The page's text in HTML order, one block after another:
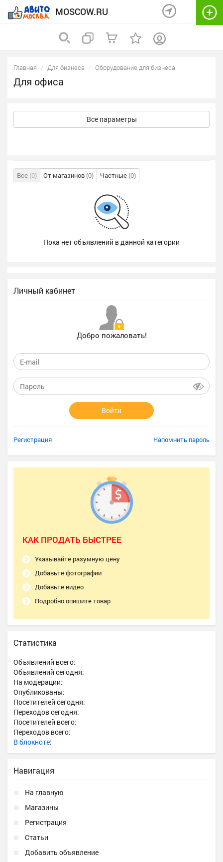
MOSCOW.RU
Главная Для бизнеса Оборудование для бизнеса
Для офиса
Все параметры
Все (0) От магазинов (0) Частные (0)
Пока нет объявлений в данной категории
Личный кабинет
Добро пожаловать!
Войти
Регистрация Напомнить пароль
КАК ПРОДАТЬ БЫСТРЕЕ
Указывайте разумную цену
Добавьте фотографии
Добавьте видео
Подробно опишите товар
Статистика
Объявлений всего:
Объявлений сегодня:
На модерации:
Опубликованы:
Посетителей сегодня:
Переходов сегодня:
Посетителей всего:
Переходов всего:
В блокноте:
Навигация
На главную
Магазины
Регистрация
Статьи
Добавить объявление